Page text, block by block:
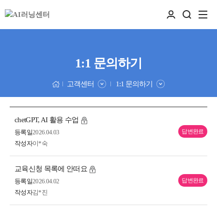
1:1 문의하기
고객센터 1:1 문의하기
답변완료
chetGPT, AI 활용 수업
등록일2026.04.03
작성자이*숙
답변완료
교육신청 목록에 안떠요
등록일2026.04.02
작성자김*진